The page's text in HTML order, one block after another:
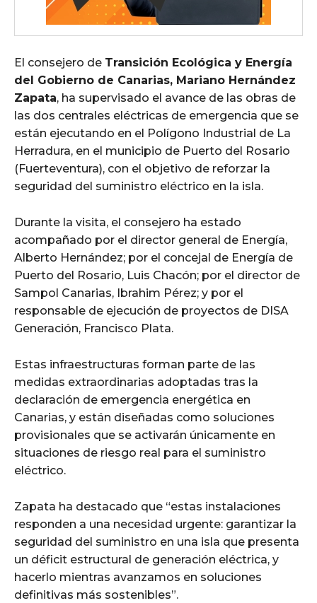
El consejero de Transición Ecológica y Energía
del Gobierno de Canarias, Mariano Hernández
Zapata, ha supervisado el avance de las obras de
las dos centrales eléctricas de emergencia que se
están ejecutando en el Polígono Industrial de La
Herradura, en el municipio de Puerto del Rosario
(Fuerteventura), con el objetivo de reforzar la
seguridad del suministro eléctrico en la isla.
Durante la visita, el consejero ha estado
acompañado por el director general de Energía,
Alberto Hernández; por el concejal de Energía de
Puerto del Rosario, Luis Chacón; por el director de
Sampol Canarias, Ibrahim Pérez; y por el
responsable de ejecución de proyectos de DISA
Generación, Francisco Plata.
Estas infraestructuras forman parte de las
medidas extraordinarias adoptadas tras la
declaración de emergencia energética en
Canarias, y están diseñadas como soluciones
provisionales que se activarán únicamente en
situaciones de riesgo real para el suministro
eléctrico.
Zapata ha destacado que “estas instalaciones
responden a una necesidad urgente: garantizar la
seguridad del suministro en una isla que presenta
un déficit estructural de generación eléctrica, y
hacerlo mientras avanzamos en soluciones
definitivas más sostenibles”.